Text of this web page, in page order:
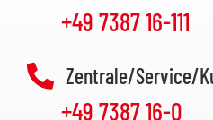
+49 7387 16-111
Zentrale/Service/
+49 7387 16-0